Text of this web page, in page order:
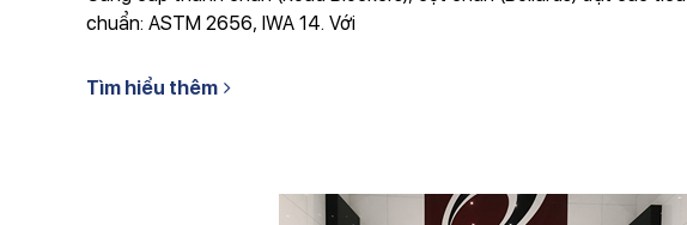
chuẩn: ASTM 2656, IWA 14. Với
Tìm hiểu thêm